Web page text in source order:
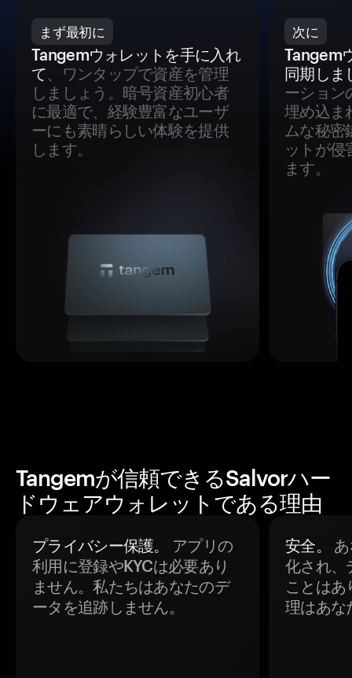
まず最初に
Tangemウォレットを手に入れ
て、ワンタップで資産を管理
しましょう。暗号資産初心者
に最適で、経験豊富なユーザ
ーにも素晴らしい体験を提供
します。
次に
Tangem
同期しま
ーション
埋め込ま
ムな秘密
ットが侵
ます。
Tangemが信頼できるSalvorハー
ドウェアウォレットである理由
プライバシー保護。
アプリの
利用に登録やKYCは必要あり
ません。私たちはあなたのデ
ータを追跡しません。
安全。
化され、
ことはあ
理はあな